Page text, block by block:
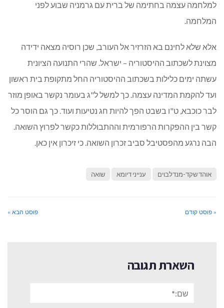
למלחמה עצמה בחתימה של ברית עם גרמניה שבוע לפני
המלחמה.
אלא שלא לחינם בא הזרזיר אל העורב, שכן רוסיה מצאה ידידה
מצוינת לשכתוב ההיסטוריה – ישראל. שהרי התנועה הציונית
עשתה ימים כלילות בשכתוב ההיסטוריה החל מתקופת בית ראשון
ועד להקמת המדינה עצמה. כך למשל ל"ג בעומר נקשר באופן מוזר
לבר כוכבא, ט"ו בשבט הפך להיות חג נטיעות ועוד. כך גם הוסר כל
קשר בין ההפקרות הרפורמית וההתבוללות כקשר לפרוץ השואה.
הבה נרגע מהפסטיבל סביב זכרון השואה. כי זיכרון אין כאן.
אוהד שקד-מנדלבוים ענייני דיומא שואה
« פוסט קודם פוסט הבא »
השארת תגובה